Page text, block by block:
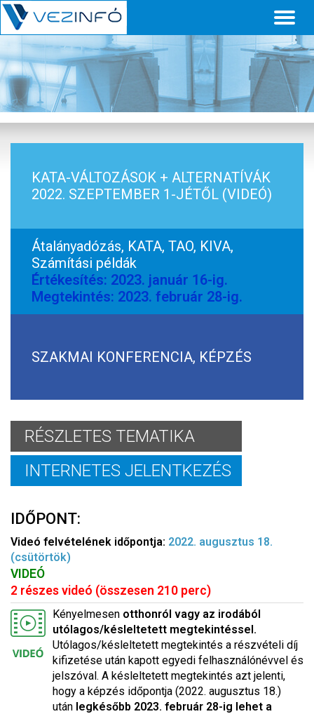
KATA-VÁLTOZÁSOK + ALTERNATÍVÁK
2022. SZEPTEMBER 1-JÉTŐL (VIDEÓ)
Átalányadózás, KATA, TAO, KIVA,
Számítási példák
Értékesítés: 2023. január 16-ig.
Megtekintés: 2023. február 28-ig.
SZAKMAI KONFERENCIA, KÉPZÉS
RÉSZLETES TEMATIKA
INTERNETES JELENTKEZÉS
IDŐPONT:
Videó felvételének időpontja: 2022. augusztus 18.
(csütörtök)
VIDEÓ
2 részes videó (összesen 210 perc)
Kényelmesen otthonról vagy az irodából
utólagos/késleltetett megtekintéssel.
Utólagos/késleltetett megtekintés a részvételi díj
kifizetése után kapott egyedi felhasználónévvel és
jelszóval. A késleltetett megtekintés azt jelenti,
hogy a képzés időpontja (2022. augusztus 18.)
után legkésőbb 2023. február 28-ig lehet a